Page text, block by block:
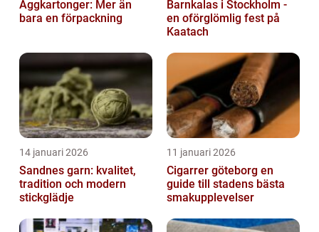
Äggkartonger: Mer än
bara en förpackning
Barnkalas i Stockholm -
en oförglömlig fest på
Kaatach
14 januari 2026
Sandnes garn: kvalitet,
tradition och modern
stickglädje
11 januari 2026
Cigarrer göteborg en
guide till stadens bästa
smakupplevelser